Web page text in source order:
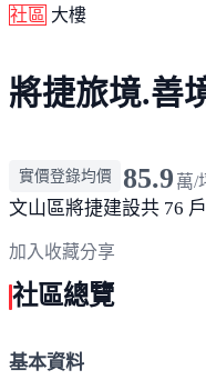
社區 大樓
將捷旅境.善
實價登錄均價 85.9 萬/
文山區將捷建設共 76 戶
加入收藏分享
社區總覽
基本資料